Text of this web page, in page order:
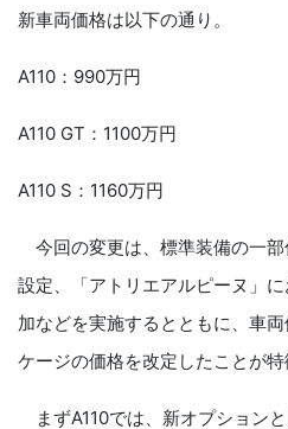
新車両価格は以下の通り。
A110：990万円
A110 GT：1100万円
A110 S：1160万円
今回の変更は、標準装備の一
設定、「アトリエアルピーヌ」
加などを実施するとともに、車
ケージの価格を改定したことが特
まずA110では、新オプション